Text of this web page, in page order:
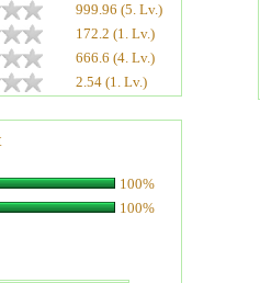
999.96 (5. Lv.)
172.2 (1. Lv.)
666.6 (4. Lv.)
2.54 (1. Lv.)
100%
100%